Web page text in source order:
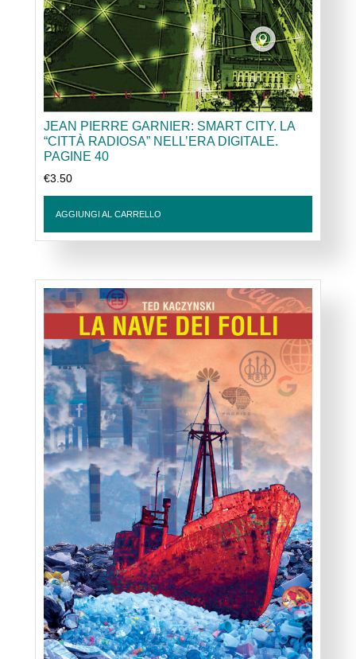
JEAN PIERRE GARNIER: SMART CITY. LA
“CITTÀ RADIOSA” NELL’ERA DIGITALE.
PAGINE 40
€3.50
AGGIUNGI AL CARRELLO